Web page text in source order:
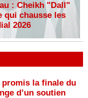
: Cheikh "Dall"
qui chausse les
2026
promis la finale du
d’un soutien